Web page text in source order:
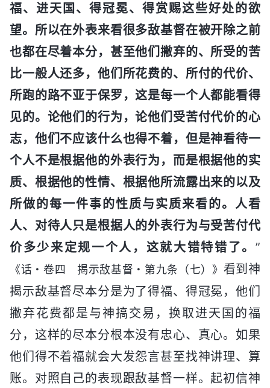
福、进天国、得冠冕、得赏赐这些好处的欲
望。所以在外表来看很多敌基督在被开除之前
也都在尽着本分，甚至他们撇弃的、所受的苦
比一般人还多，他们所花费的、所付的代价、
所跑的路不亚于保罗，这是每一个人都能看得
见的。论他们的行为，论他们受苦付代价的心
志，他们不应该什么也得不着，但是神看待一
个人不是根据他的外表行为，而是根据他的实
质、根据他的性情、根据他所流露出来的以及
所做的每一件事的性质与实质来看的。人看
人、对待人只是根据人的外表行为与受苦付代
价多少来定规一个人，这就大错特错了。 ”
《话・卷四 揭示敌基督・第九条（七）》 看到神
揭示敌基督尽本分是为了得福、得冠冕，他们
撇弃花费都是与神搞交易，换取进天国的福
分，这样的尽本分根本没有忠心、真心。如果
他们得不着福就会大发怨言甚至找神讲理、算
账。对照自己的表现跟敌基督一样。起初信神